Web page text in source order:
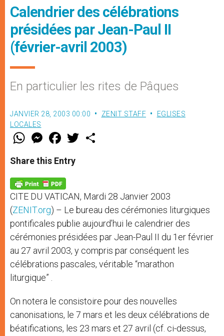
Calendrier des célébrations
présidées par Jean-Paul II
(février-avril 2003)
En particulier les rites de Pâques
JANVIER 28, 2003 00:00 ZENIT STAFF
EGLISES
LOCALES
W
t
s
p
p
M
e
s
e
g
e
r
F
a
e
b
o
k
w
Share this Entry
CITE DU VATICAN, Mardi 28 Janvier 2003
(ZENIT.org) – Le bureau des cérémonies liturgiques
pontificales publie aujourd’hui le calendrier des
cérémonies présidées par Jean-Paul II du 1er février
au 27 avril 2003, y compris par conséquent les
célébrations pascales, véritable “marathon
liturgique” .
On notera le consistoire pour des nouvelles
canonisations, le 7 mars et les deux célébrations de
béatifications, les 23 mars et 27 avril (cf. ci-dessus,